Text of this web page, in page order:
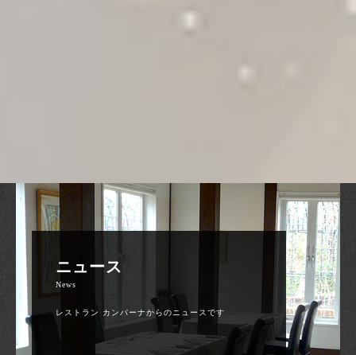
ニュース
News
レストラン カンパーナからのニュースです